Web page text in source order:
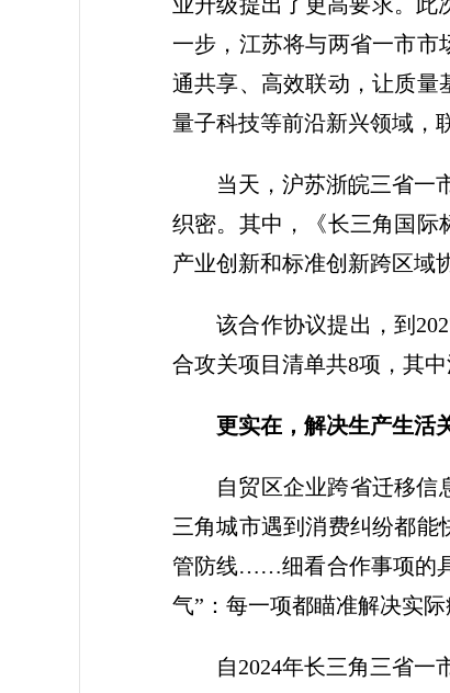
一步，江苏将与两省一市市
通共享、高效联动，让质量
量子科技等前沿新兴领域，
当天，沪苏浙皖三省一
织密。其中，《长三角国际
产业创新和标准创新跨区域
该合作协议提出，到
合攻关项目清单共8项，其
更实在，解决生产生活
自贸区企业跨省迁移信
三角城市遇到消费纠纷都能
管防线……细看合作事项的
气”：每一项都瞄准解决实
自2024年长三角三省